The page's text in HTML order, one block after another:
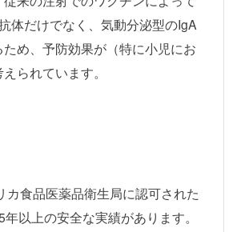
体だけでなく、気動分泌型のIgA
め、予防効果が（特に小児にお
られています。
カ食品医薬品衛生局に認可された
以上の安全な実績があります。